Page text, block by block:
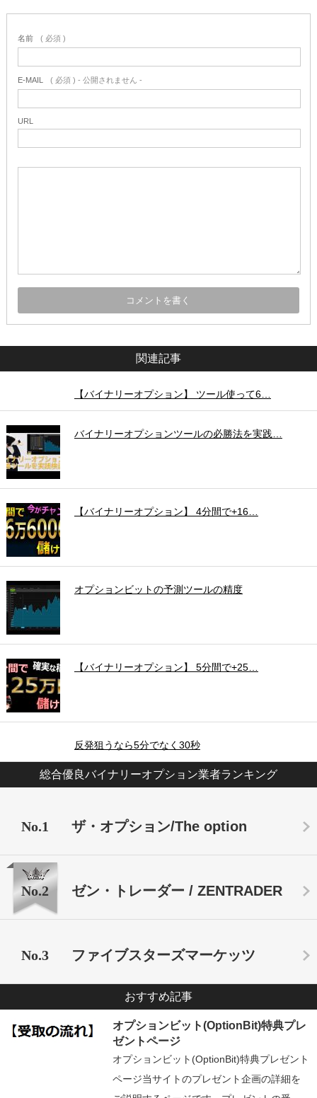
名前 ( 必須 )
E-MAIL ( 必須 ) - 公開されません -
URL
関連記事
【バイナリーオプション】 ツール使って6…
バイナリーオプションツールの必勝法を実践…
【バイナリーオプション】 4分間で+16…
オプションビットの予測ツールの精度
【バイナリーオプション】 5分間で+25…
反発狙うなら5分でなく30秒
総合優良バイナリーオプション業者ランキング
No.1 ザ・オプション/The option
No.2 ゼン・トレーダー / ZENTRADER
No.3 ファイブスターズマーケッツ
おすすめ記事
オプションビット(OptionBit)特典プレ
ゼントページ
オプションビット(OptionBit)特典プレゼント
ページ当サイトのプレゼント企画の詳細を